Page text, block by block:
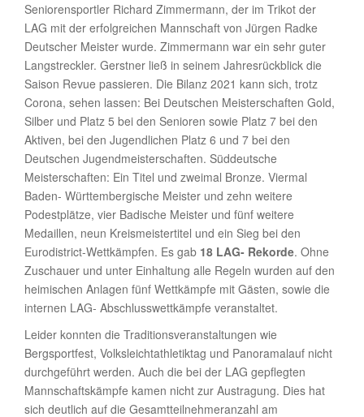
Seniorensportler Richard Zimmermann, der im Trikot der
LAG mit der erfolgreichen Mannschaft von Jürgen Radke
Deutscher Meister wurde. Zimmermann war ein sehr guter
Langstreckler. Gerstner ließ in seinem Jahresrückblick die
Saison Revue passieren. Die Bilanz 2021 kann sich, trotz
Corona, sehen lassen: Bei Deutschen Meisterschaften Gold,
Silber und Platz 5 bei den Senioren sowie Platz 7 bei den
Aktiven, bei den Jugendlichen Platz 6 und 7 bei den
Deutschen Jugendmeisterschaften. Süddeutsche
Meisterschaften: Ein Titel und zweimal Bronze. Viermal
Baden- Württembergische Meister und zehn weitere
Podestplätze, vier Badische Meister und fünf weitere
Medaillen, neun Kreismeistertitel und ein Sieg bei den
Eurodistrict-Wettkämpfen. Es gab 18 LAG- Rekorde. Ohne
Zuschauer und unter Einhaltung alle Regeln wurden auf den
heimischen Anlagen fünf Wettkämpfe mit Gästen, sowie die
internen LAG- Abschlusswettkämpfe veranstaltet.
Leider konnten die Traditionsveranstaltungen wie
Bergsportfest, Volksleichtathletiktag und Panoramalauf nicht
durchgeführt werden. Auch die bei der LAG gepflegten
Mannschaftskämpfe kamen nicht zur Austragung. Dies hat
sich deutlich auf die Gesamtteilnehmeranzahl am